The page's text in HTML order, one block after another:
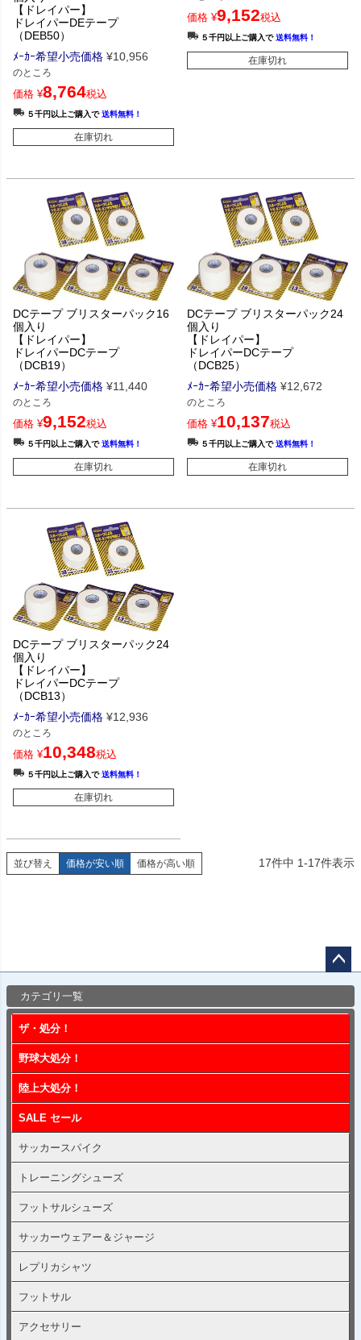
【ドレイパー】
ドレイパーDEテープ
（DEB50）
ﾒｰｶｰ希望小売価格 ¥10,956
のところ
価格 ¥8,764税込
５千円以上ご購入で送料無料！
在庫切れ
価格 ¥9,152税込
５千円以上ご購入で送料無料！
在庫切れ
DCテープ ブリスターパック16
個入り
【ドレイパー】
ドレイパーDCテープ
（DCB19）
ﾒｰｶｰ希望小売価格 ¥11,440
のところ
価格 ¥9,152税込
５千円以上ご購入で送料無料！
在庫切れ
DCテープ ブリスターパック24
個入り
【ドレイパー】
ドレイパーDCテープ
（DCB25）
ﾒｰｶｰ希望小売価格 ¥12,672
のところ
価格 ¥10,137税込
５千円以上ご購入で送料無料！
在庫切れ
DCテープ ブリスターパック24
個入り
【ドレイパー】
ドレイパーDCテープ
（DCB13）
ﾒｰｶｰ希望小売価格 ¥12,936
のところ
価格 ¥10,348税込
５千円以上ご購入で送料無料！
在庫切れ
並び替え 価格が安い順 価格が高い順 17件中 1-17件表示
カテゴリ一覧
ザ・処分！
野球大処分！
陸上大処分！
SALE セール
サッカースパイク
トレーニングシューズ
フットサルシューズ
サッカーウェアー＆ジャージ
レプリカシャツ
フットサル
アクセサリー
ップ